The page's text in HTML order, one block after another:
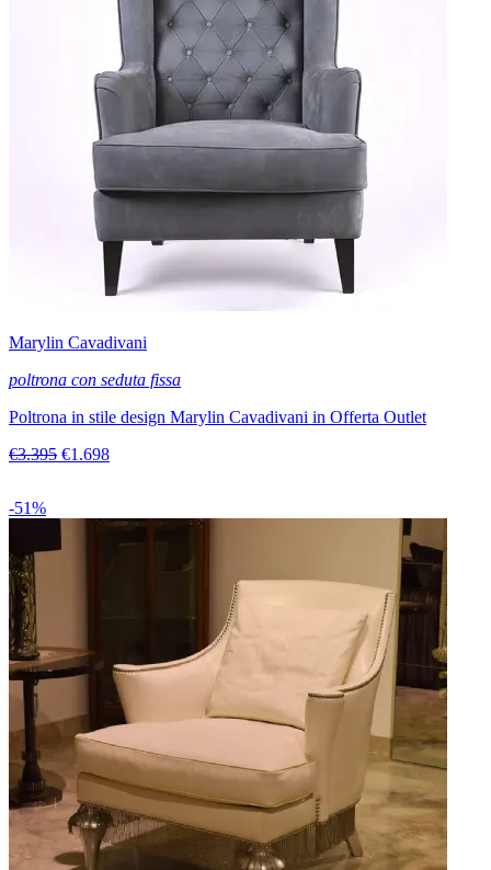
Marylin Cavadivani
poltrona con seduta fissa
Poltrona in stile design Marylin Cavadivani in Offerta Outlet
€3.395 €1.698
-51%